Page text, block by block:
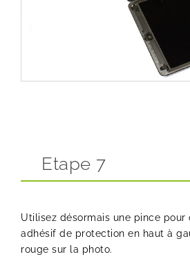
Etape 7
Utilisez désormais une pince pour
adhésif de protection en haut à
rouge sur la photo.